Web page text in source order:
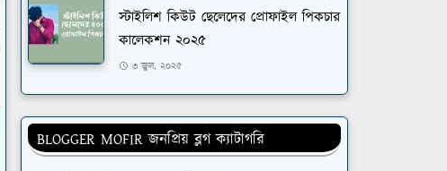
স্টাইলিশ কিউট ছেলেদের প্রোফাইল পিকচার
কালেকশন ২০২৫
৩ জুল, ২০২৫
BLOGGER MOFIR জনপ্রিয় ব্লগ ক্যাটাগরি